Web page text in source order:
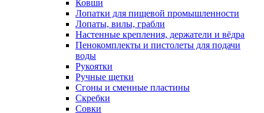
Ковши
Лопатки для пищевой промышленности
Лопаты, вилы, грабли
Настенные крепления, держатели и вёдра
Пенокомплекты и пистолеты для подачи
воды
Рукоятки
Ручные щетки
Сгоны и сменные пластины
Скребки
Совки